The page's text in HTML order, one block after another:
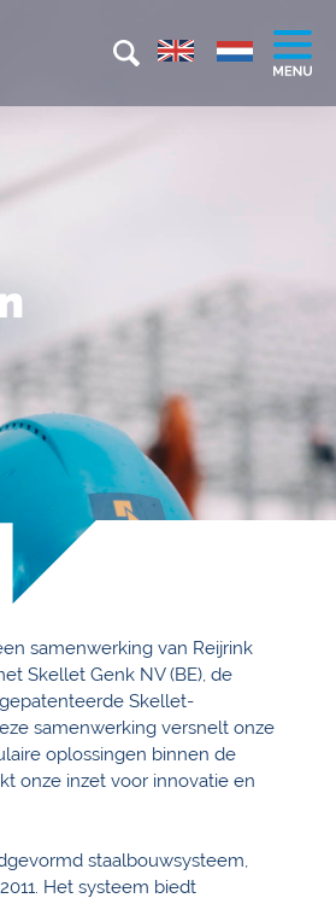
samenwerking van Reijrink
Skellet Genk NV (BE), de
Skellet-
samenwerking versnelt onze
oplossingen binnen de
onze inzet voor innovatie en
staalbouwsysteem,
Het systeem biedt